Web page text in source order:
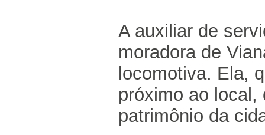
A auxiliar de
moradora de
locomotiva. Ela,
próximo ao
patrimônio da